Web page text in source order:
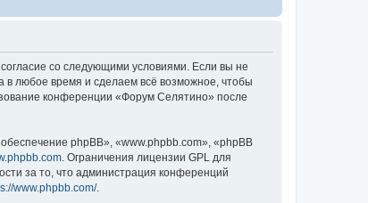
со следующими условиями. Если вы не
в любое время и сделаем всё возможное, чтобы
конференции «Форум Селятино» после
phpBB», «www.phpbb.com», «phpBB
. Ограничения лицензии GPL для
за то, что администрация конференций
www.phpbb.com/.